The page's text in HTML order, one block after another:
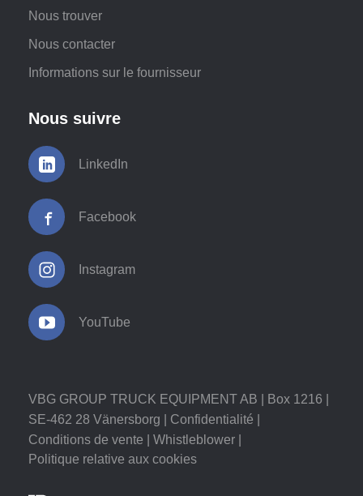
Nous trouver
Nous contacter
Informations sur le fournisseur
Nous suivre
LinkedIn
Facebook
Instagram
YouTube
VBG GROUP TRUCK EQUIPMENT AB | Box 1216 |
SE-462 28 Vänersborg | Confidentialité
Conditions de vente
Whistleblower
Politique relative aux cookies